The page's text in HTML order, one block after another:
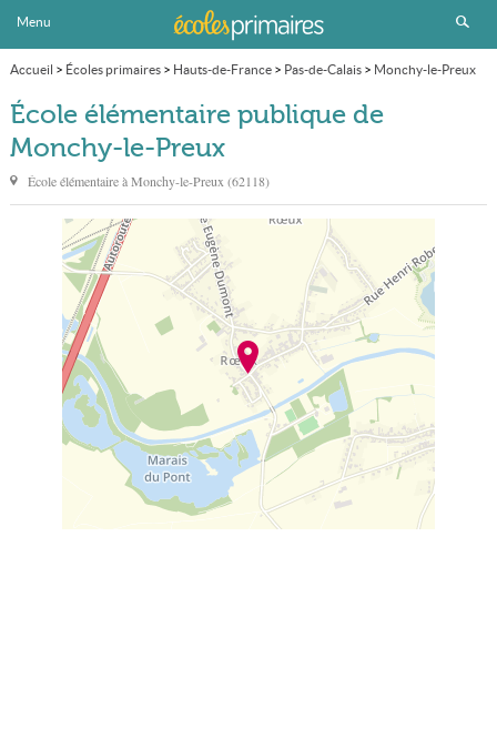
Menu
Accueil > Écoles primaires> Hauts-de-France> Pas-de-Calais> Monchy-le-Preux
>École élémentaire publique
École élémentaire publique de
Monchy-le-Preux
École élémentaire àMonchy-le-Preux (62118)